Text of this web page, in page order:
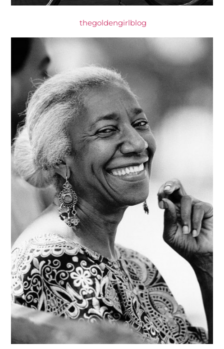
thegoldengirlblog